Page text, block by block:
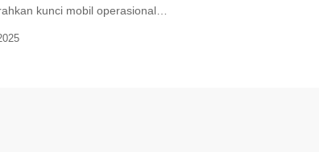
kunci mobil operasional…